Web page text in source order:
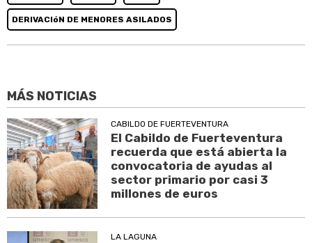
DERIVACIóN DE MENORES ASILADOS
MÁS NOTICIAS
CABILDO DE FUERTEVENTURA
El Cabildo de Fuerteventura
recuerda que está abierta la
convocatoria de ayudas al
sector primario por casi 3
millones de euros
LA LAGUNA